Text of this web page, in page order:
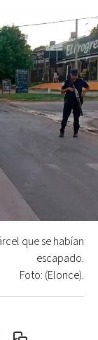
que se habían
escapado.
Foto: (Elonce).